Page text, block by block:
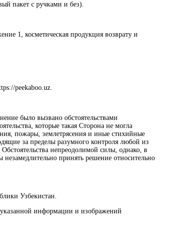
пакет с ручками и без).
1, косметическая продукция возврату и
peekaboo.uz.
было вызвано обстоятельствами
которые такая Сторона не могла
пожары, землетрясения и иные стихийные
за пределы разумного контроля любой из
непреодолимой силы, однако, в
принять решение относительно
Узбекистан.
указанной информации и изображений